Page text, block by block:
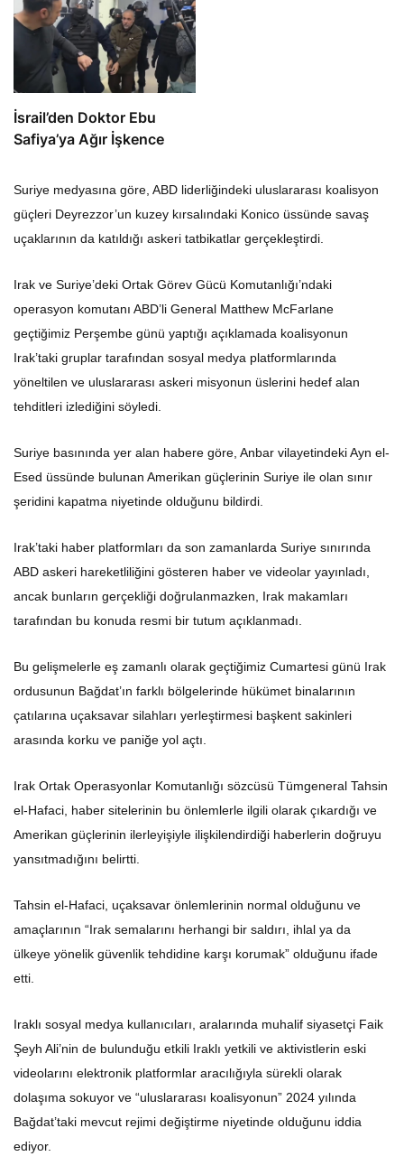
İsrail’den Doktor Ebu
Safiya’ya Ağır İşkence
Suriye medyasına göre, ABD liderliğindeki uluslararası koalisyon
güçleri Deyrezzor’un kuzey kırsalındaki Konico üssünde savaş
uçaklarının da katıldığı askeri tatbikatlar gerçekleştirdi.
Irak ve Suriye’deki Ortak Görev Gücü Komutanlığı’ndaki
operasyon komutanı ABD’li General Matthew McFarlane
geçtiğimiz Perşembe günü yaptığı açıklamada koalisyonun
Irak’taki gruplar tarafından sosyal medya platformlarında
yöneltilen ve uluslararası askeri misyonun üslerini hedef alan
tehditleri izlediğini söyledi.
Suriye basınında yer alan habere göre, Anbar vilayetindeki Ayn el-
Esed üssünde bulunan Amerikan güçlerinin Suriye ile olan sınır
şeridini kapatma niyetinde olduğunu bildirdi.
Irak’taki haber platformları da son zamanlarda Suriye sınırında
ABD askeri hareketliliğini gösteren haber ve videolar yayınladı,
ancak bunların gerçekliği doğrulanmazken, Irak makamları
tarafından bu konuda resmi bir tutum açıklanmadı.
Bu gelişmelerle eş zamanlı olarak geçtiğimiz Cumartesi günü Irak
ordusunun Bağdat’ın farklı bölgelerinde hükümet binalarının
çatılarına uçaksavar silahları yerleştirmesi başkent sakinleri
arasında korku ve paniğe yol açtı.
Irak Ortak Operasyonlar Komutanlığı sözcüsü Tümgeneral Tahsin
el-Hafaci, haber sitelerinin bu önlemlerle ilgili olarak çıkardığı ve
Amerikan güçlerinin ilerleyişiyle ilişkilendirdiği haberlerin doğruyu
yansıtmadığını belirtti.
Tahsin el-Hafaci, uçaksavar önlemlerinin normal olduğunu ve
amaçlarının “Irak semalarını herhangi bir saldırı, ihlal ya da
ülkeye yönelik güvenlik tehdidine karşı korumak” olduğunu ifade
etti.
Iraklı sosyal medya kullanıcıları, aralarında muhalif siyasetçi Faik
Şeyh Ali’nin de bulunduğu etkili Iraklı yetkili ve aktivistlerin eski
videolarını elektronik platformlar aracılığıyla sürekli olarak
dolaşıma sokuyor ve “uluslararası koalisyonun” 2024 yılında
Bağdat’taki mevcut rejimi değiştirme niyetinde olduğunu iddia
ediyor.